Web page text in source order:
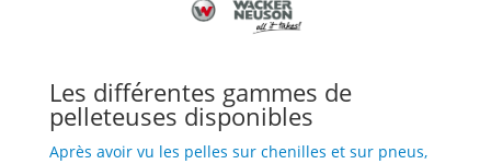
Les différentes gammes de
pelleteuses disponibles
Après avoir vu les pelles sur chenilles et sur pneus,